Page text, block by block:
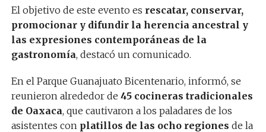
El objetivo de este evento es rescatar, conservar,
promocionar y difundir la herencia ancestral y
las expresiones contemporáneas de la
gastronomía, destacó un comunicado.
En el Parque Guanajuato Bicentenario, informó, se
reunieron alrededor de 45 cocineras tradicionales
de Oaxaca, que cautivaron a los paladares de los
asistentes con platillos de las ocho regiones de la